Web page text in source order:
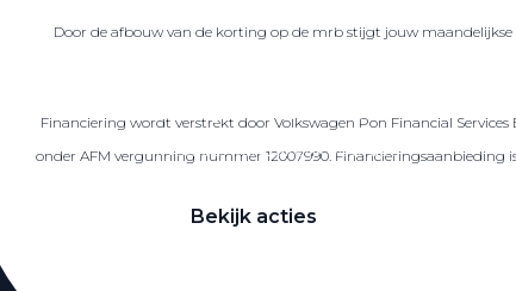
Zakelijke Lease acties
Profiteer van zakelijk voordeel
Bekijk acties
Door de afbouw van de korting op de mrb stijgt jouw maandelijkse
Financiering wordt verstrekt door Volkswagen Pon Financial
onder AFM vergunning nummer 12007990. Financieringsaanbieding